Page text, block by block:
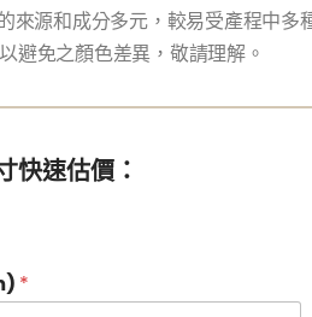
來源和成分多元，較易受產程中
避免之顏色差異，敬請理解。
快速估價：
*